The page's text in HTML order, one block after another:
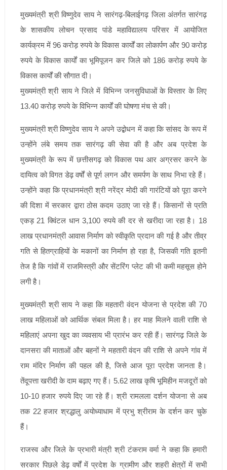
मुख्यमंत्री श्री विष्णुदेव साय ने सारंगढ़-बिलाईगढ़ जिला अंतर्गत सारंगढ़
के शासकीय लोचन प्रसाद पांडे महाविद्यालय परिसर में आयोजित
कार्यक्रम में 96 करोड़ रुपये के विकास कार्यों का लोकार्पण और 90 करोड़
रुपये के विकास कार्यों का भूमिपूजन कर जिले को 186 करोड़ रुपये के
विकास कार्यों की सौगात दी।
मुख्यमंत्री श्री साय ने जिले में विभिन्न जनसुविधाओं के विस्तार के लिए
13.40 करोड़ रुपये के विभिन्न कार्यों की घोषणा मंच से की।
मुख्यमंत्री श्री विष्णुदेव साय ने अपने उद्बोधन में कहा कि सांसद के रूप में
उन्होंने लंबे समय तक सारंगढ़ की सेवा की है और अब प्रदेश के
मुख्यमंत्री के रूप में छत्तीसगढ़ को विकास पथ आर अग्रसर करने के
दायित्व को विगत डेढ़ वर्षों से पूर्ण लगन और समर्पण के साथ निभा रहे हैं।
उन्होंने कहा कि प्रधानमंत्री श्री नरेंद्र मोदी की गारंटियों को पूरा करने
की दिशा में सरकार द्वारा ठोस कदम उठाए जा रहे हैं। किसानों से प्रति
एकड़ 21 क्विंटल धान 3,100 रुपये की दर से खरीदा जा रहा है। 18
लाख प्रधानमंत्री आवास निर्माण को स्वीकृति प्रदान की गई है और तीव्र
गति से हितग्राहियों के मकानों का निर्माण हो रहा है, जिसकी गति इतनी
तेज है कि गांवों में राजमिस्त्री और सेंटरिंग प्लेट की भी कमी महसूस होने
लगी है।
मुख्यमंत्री श्री साय ने कहा कि महतारी वंदन योजना से प्रदेश की 70
लाख महिलाओं को आर्थिक संबल मिला है। हर माह मिलने वाली राशि से
महिलाएं अपना खुद का व्यवसाय भी प्रारंभ कर रही हैं। सारंगढ़ जिले के
दानसरा की माताओं और बहनों ने महतारी वंदन की राशि से अपने गांव में
राम मंदिर निर्माण की पहल की है, जिसे आज पूरा प्रदेश जानता है।
तेंदूपत्ता खरीदी के दाम बढ़ाए गए हैं। 5.62 लाख कृषि भूमिहीन मजदूरों को
10-10 हजार रुपये दिए जा रहे हैं। श्री रामलला दर्शन योजना से अब
तक 22 हजार श्रद्धालु अयोध्याधाम में प्रभु श्रीराम के दर्शन कर चुके
हैं।
राजस्व और जिले के प्रभारी मंत्री श्री टंकराम वर्मा ने कहा कि हमारी
सरकार पिछले डेढ़ वर्षों में प्रदेश के ग्रामीण और शहरी क्षेत्रों में सभी